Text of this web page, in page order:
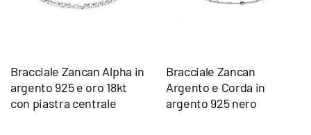
Bracciale Zancan Alpha in
argento 925 e oro 18kt
con piastra centrale
Bracciale Zancan
Argento e Corda in
argento 925 nero